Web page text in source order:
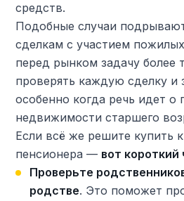
средств.
Подобные случаи
сделкам с участием
перед рынком задачу более
проверять каждую сделку
особенно когда речь идет о
недвижимости старшего
Если всё же решите купить
пенсионера — вот короткий
Проверьте
родстве. Это поможет